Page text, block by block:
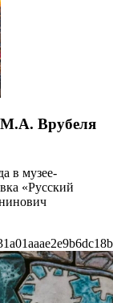
М.А. Врубеля
в музее-
«Русский